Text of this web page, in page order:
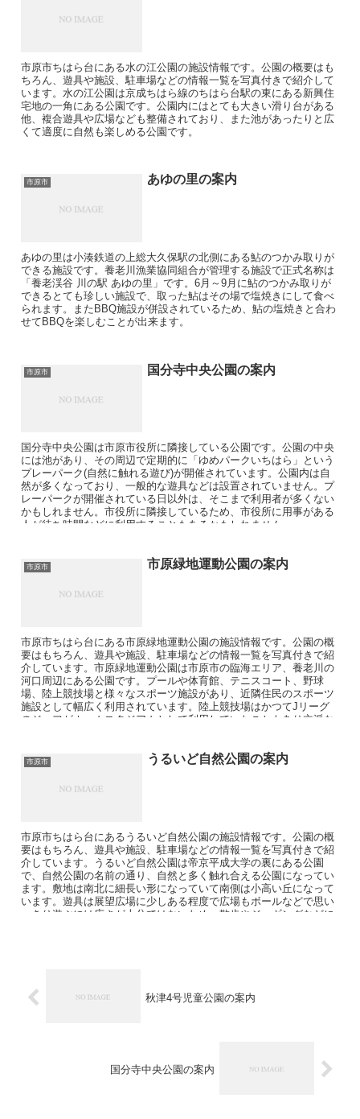
市原市ちはら台にある水の江公園の施設情報です。公園の概要はも
ちろん、遊具や施設、駐車場などの情報一覧を写真付きで紹介して
います。水の江公園は京成ちはら線のちはら台駅の東にある新興住
宅地の一角にある公園です。公園内にはとても大きい滑り台がある
他、複合遊具や広場なども整備されており、また池があったりと広
くて適度に自然も楽しめる公園です。
市原市 あゆの里の案内
あゆの里は小湊鉄道の上総大久保駅の北側にある鮎のつかみ取りが
できる施設です。養老川漁業協同組合が管理する施設で正式名称は
「養老渓谷 川の駅 あゆの里」です。6月～9月に鮎のつかみ取りが
できるとても珍しい施設で、取った鮎はその場で塩焼きにして食べ
られます。またBBQ施設が併設されているため、鮎の塩焼きと合わ
せてBBQを楽しむことが出来ます。
市原市 国分寺中央公園の案内
国分寺中央公園は市原市役所に隣接している公園です。公園の中央
には池があり、その周辺で定期的に「ゆめパークいちはら」という
プレーパーク(自然に触れる遊び)が開催されています。公園内は自
然が多くなっており、一般的な遊具などは設置されていません。プ
レーパークが開催されている日以外は、そこまで利用者が多くない
かもしれません。市役所に隣接しているため、市役所に用事がある
人が待ち時間などに利用することもあるかもしれません。
市原市 市原緑地運動公園の案内
市原市ちはら台にある市原緑地運動公園の施設情報です。公園の概
要はもちろん、遊具や施設、駐車場などの情報一覧を写真付きで紹
介しています。市原緑地運動公園は市原市の臨海エリア、養老川の
河口周辺にある公園です。プールや体育館、テニスコート、野球
場、陸上競技場と様々なスポーツ施設があり、近隣住民のスポーツ
施設として幅広く利用されています。陸上競技場はかつてJリーグ
のジェフがホームスタジアムとして利用していたこともあり立派な
市原市 うるいど自然公園の案内
市原市ちはら台にあるうるいど自然公園の施設情報です。公園の概
要はもちろん、遊具や施設、駐車場などの情報一覧を写真付きで紹
介しています。うるいど自然公園は帝京平成大学の裏にある公園
で、自然公園の名前の通り、自然と多く触れ合える公園になってい
ます。敷地は南北に細長い形になっていて南側は小高い丘になって
います。遊具は展望広場に少しある程度で広場もボールなどで思い
っきり遊ぶには広さが十分ではないため、散歩やジョギングなどに
秋津4号児童公園の案内
国分寺中央公園の案内